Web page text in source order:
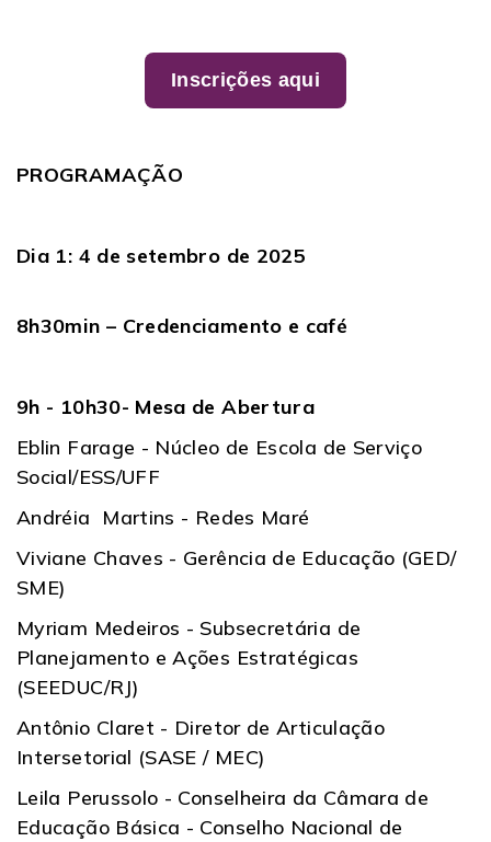
Inscrições aqui
PROGRAMAÇÃO
Dia 1: 4 de setembro de 2025
8h30min – Credenciamento e café
9h - 10h30- Mesa de Abertura
Eblin Farage - Núcleo de Escola de Serviço
Social/ESS/UFF
Andréia Martins - Redes Maré
Viviane Chaves - Gerência de Educação (GED/
SME)
Myriam Medeiros - Subsecretária de
Planejamento e Ações Estratégicas
(SEEDUC/RJ)
Antônio Claret - Diretor de Articulação
Intersetorial (SASE / MEC)
Leila Perussolo - Conselheira da Câmara de
Educação Básica - Conselho Nacional de